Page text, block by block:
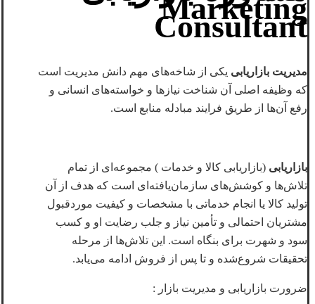
Marketing
Consultant
مدیریت بازاریابی یکی از شاخه‌های مهم دانش مدیریت است
که وظیفه اصلی آن شناخت نیازها و خواسته‌های انسانی و
رفع آن‌ها از طریق فرایند مبادله منابع است.
بازاریابی (بازاریابی کالا و خدمات ) مجموعه‌ای از تمام
تلاش‌ها و کوشش‌های سازمان‌یافته‌ای است که هدف از آن
تولید کالا یا انجام خدماتی با مشخصات و کیفیت موردقبول
مشتریان احتمالی و تأمین نیاز و جلب رضایت او و کسب
سود و شهرت برای بنگاه است. این تلاش‌ها از مرحله
تحقیقات شروع‌شده و تا پس از فروش ادامه می‌یابد.
ضرورت بازاریابی و مدیریت بازار :